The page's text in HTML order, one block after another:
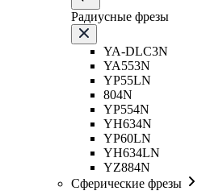
Радиусные фрезы
YA-DLC3N
YA553N
YP55LN
804N
YP554N
YH634N
YP60LN
YH634LN
YZ884N
Сферические фрезы